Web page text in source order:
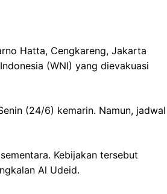
Hatta, Cengkareng, Jakarta
(WNI) yang dievakuasi
(24/6) kemarin. Namun, jadwal
Kebijakan tersebut
Al Udeid.